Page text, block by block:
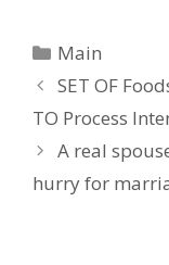
Categorías
Main
Navegación
de
SET OF
TO Process
A real
hurry for